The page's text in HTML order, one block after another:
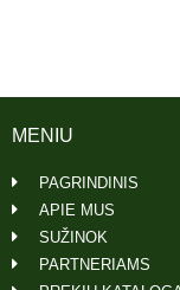
MENIU
PAGRINDINIS
APIE MUS
SUŽINOK
PARTNERIAMS